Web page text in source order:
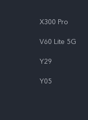
X300 Pro
V60 Lite 5G
Y29
Y05